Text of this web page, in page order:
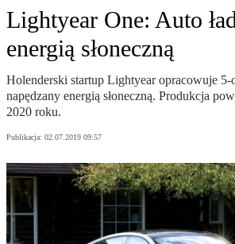
Lightyear One: Auto
energią słoneczną
Holenderski startup Lightyear opracowuje 5-
napędzany energią słoneczną. Produkcja
2020 roku.
Publikacja: 02.07.2019 09:57